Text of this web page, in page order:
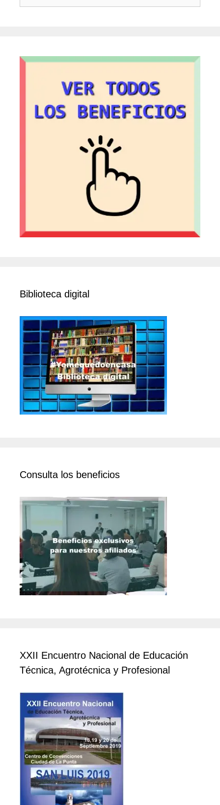
Biblioteca digital
Consulta los beneficios
XXII Encuentro Nacional de Educación
Técnica, Agrotécnica y Profesional